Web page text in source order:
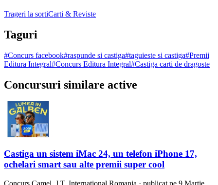
Trageri la sortiCarti & Reviste
Taguri
#Concurs facebook#raspunde si castiga#taguieste si castiga#Premii
Editura Integral#Concurs Editura Integral#Castiga carti de dragoste
Concursuri similare active
Castiga un sistem iMac 24, un telefon iPhone 17,
ochelari smart sau alte premii super cool
Concurs Camel, J.T. International Romania · publicat pe 9 Martie